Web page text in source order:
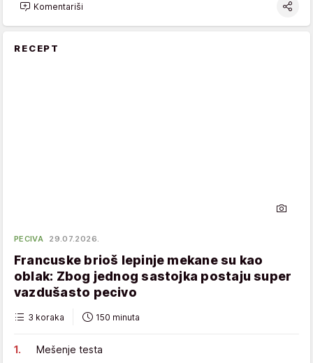
Komentariši
RECEPT
PECIVA 29.07.2026.
Francuske brioš lepinje mekane su kao
oblak: Zbog jednog sastojka postaju super
vazdušasto pecivo
3 koraka 150 minuta
Mešenje testa